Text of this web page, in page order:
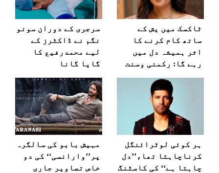
ٹاکسک میں یش کے
ساتھ کام کرنے کا
اثر ہمیشہ دل میں
رہے گا: رکمنی وسنت
سرجری کے دوران سونو
نگم نے ڈاکٹرز کے
لیے محمدرفیع کا
گایا گانا
ہر کوئی لوٹرائنگل
کرناچاہتا تھا،’’دل
چاہتا ہے‘‘ کی کاسٹنگ
مہیش بابو کی سالگرہ
پر’’وارانسی‘‘ کی دو
خاص تصاویر جاری